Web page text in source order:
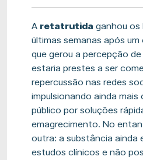
A retatrutida ganhou
últimas semanas após
que gerou a percepção
estaria prestes a ser
repercussão nas redes
impulsionando ainda mais
público por soluções
emagrecimento. No
outra: a substância ainda
estudos clínicos e não